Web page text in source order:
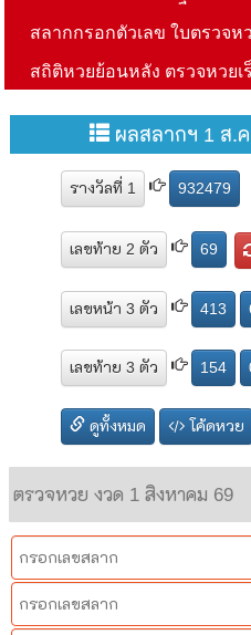
สลากกรอกตัวเลข ใบตรวจห
สถิติหวยย้อนหลัง ตรวจหวยเ